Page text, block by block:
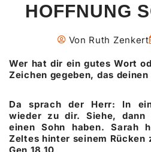
HOFFNUNG
Von Ruth Zenkert
Wer hat dir ein gutes Wort
Zeichen gegeben, das
Da sprach der Herr: In
wieder zu dir. Siehe, dann
einen Sohn haben. Sarah
Zeltes hinter seinem Rücken
Gen 18,10